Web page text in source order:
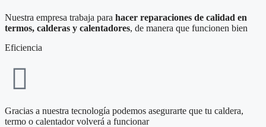
Nuestra empresa trabaja para hacer reparaciones de calidad en
termos, calderas y calentadores, de manera que funcionen bien
Eficiencia
Gracias a nuestra tecnología podemos asegurarte que tu caldera,
termo o calentador volverá a funcionar